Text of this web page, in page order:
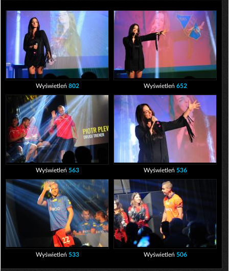
Wyświetleń 802 Wyświetleń 652
Wyświetleń 563 Wyświetleń 536
Wyświetleń 533 Wyświetleń 506